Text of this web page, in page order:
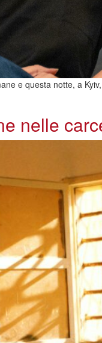
e questa notte, a
nelle